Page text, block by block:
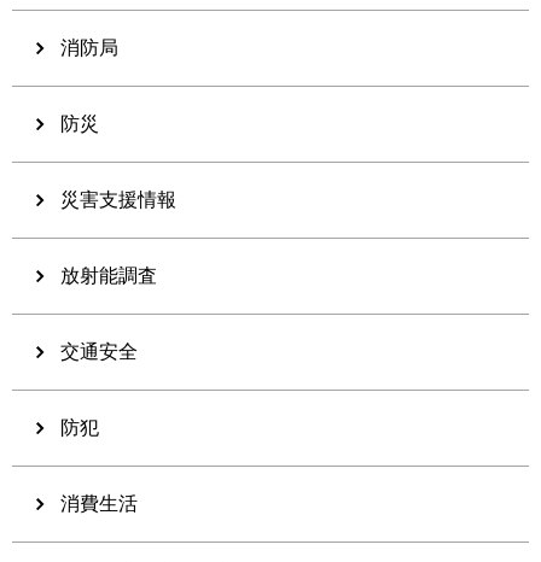
消防局
防災
災害支援情報
放射能調査
交通安全
防犯
消費生活